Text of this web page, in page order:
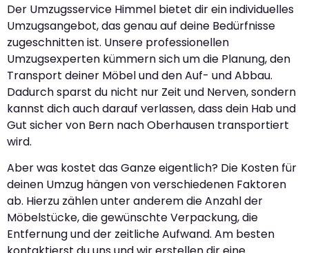
Der Umzugsservice Himmel bietet dir ein individuelles
Umzugsangebot, das genau auf deine Bedürfnisse
zugeschnitten ist. Unsere professionellen
Umzugsexperten kümmern sich um die Planung, den
Transport deiner Möbel und den Auf- und Abbau.
Dadurch sparst du nicht nur Zeit und Nerven, sondern
kannst dich auch darauf verlassen, dass dein Hab und
Gut sicher von Bern nach Oberhausen transportiert
wird.
Aber was kostet das Ganze eigentlich? Die Kosten für
deinen Umzug hängen von verschiedenen Faktoren
ab. Hierzu zählen unter anderem die Anzahl der
Möbelstücke, die gewünschte Verpackung, die
Entfernung und der zeitliche Aufwand. Am besten